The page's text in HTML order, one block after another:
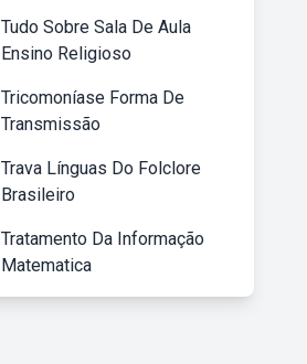
Tudo Sobre Sala De Aula
Ensino Religioso
Tricomoníase Forma De
Transmissão
Trava Línguas Do Folclore
Brasileiro
Tratamento Da Informação
Matematica